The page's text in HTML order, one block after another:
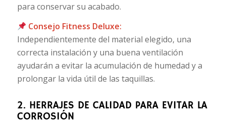
para conservar su acabado.
Consejo Fitness Deluxe:
Independientemente del material elegido, una
correcta instalación y una buena ventilación
ayudarán a evitar la acumulación de humedad y a
prolongar la vida útil de las taquillas.
2. HERRAJES DE CALIDAD PARA EVITAR LA
CORROSIÓN